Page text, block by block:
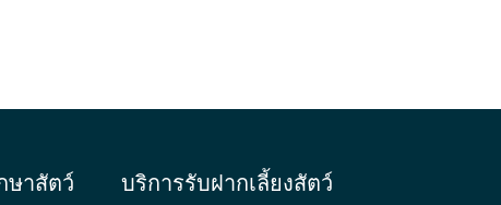
ษาสัตว์
บริการรับฝากเลี้ยงสัตว์